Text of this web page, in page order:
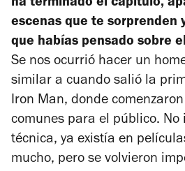
ha terminado el capítulo,
escenas que te sorprenden
que habías pensado sobre
Se nos ocurrió hacer un
similar a cuando salió la
Iron Man, donde
comunes para el público. No
técnica, ya existía en
mucho, pero se volvieron